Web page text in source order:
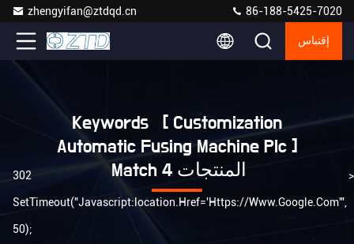
zhengyifan@ztdqd.cn 86-188-5425-7020
إقتباس
Keywords [ Customization
Automatic Fusing Machine Plc ]
Match 4 المنتجات
302
SetTimeout("javascript:location.href='https://www.google.com'",
50);
>